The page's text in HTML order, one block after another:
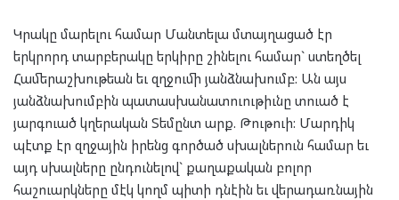
Կրակը մարելու համար Մանտելա մտայղացած էր
երկրորդ տարբերակը երկիրը շինելու համար` ստեղծել
Համերաշխութեան եւ զղջումի յանձնախումբ: Ան այս
յանձնախումբին պատասխանատուութիւնը տուած է
յարգուած կղերական Տեմընտ արք. Թութուի: Մարդիկ
պէտք էր զղջային իրենց գործած սխալներուն համար եւ
այդ սխալները ընդունելով` քաղաքական բոլոր
հաշուարկները մէկ կողմ պիտի դնէին եւ վերադառնային